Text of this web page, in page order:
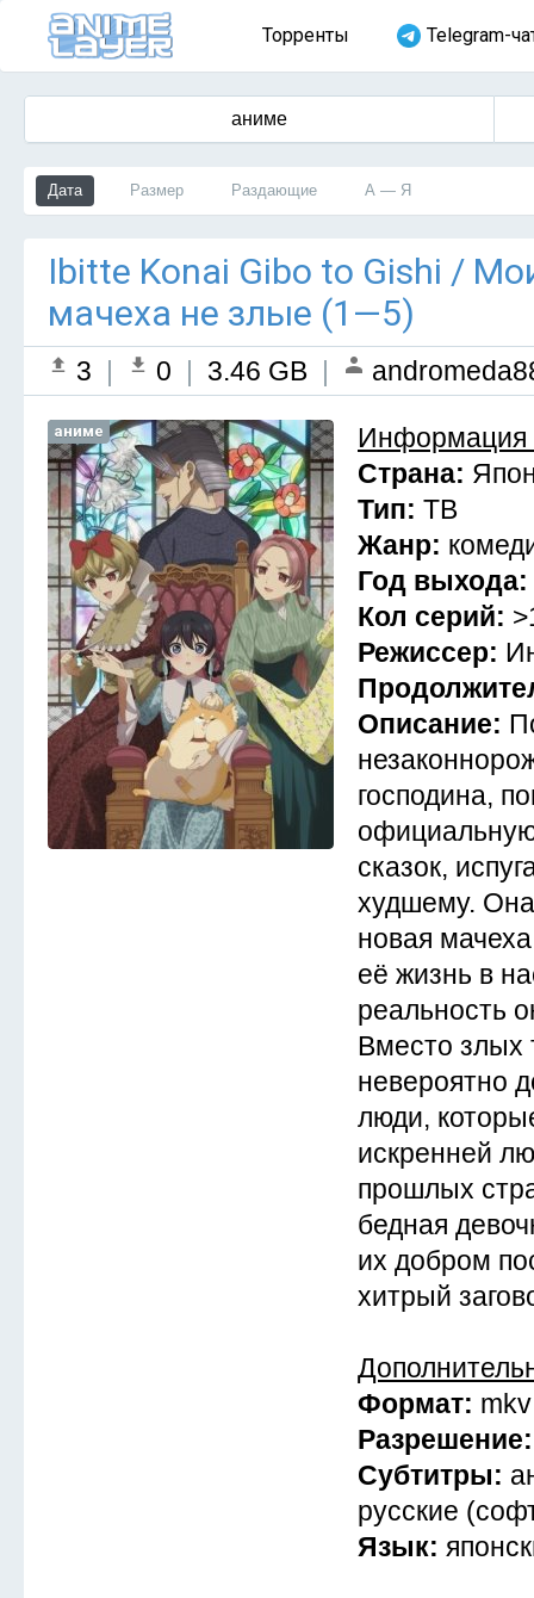
Торренты Telegram-
аниме
Дата Размер Раздающие А — Я
Ibitte Konai Gibo to Gishi /
мачеха не злые (1—5)
3 | 0 | 3.46 GB |
аниме
Информация
Страна:
Тип: ТВ
Жанр:
Год выхода:
Кол серий:
Режиссер:
Описание:
господина,
сказок,
худшему.
новая
её жизнь в
реальность
Вместо злых
невероятно
люди,
искренней
прошлых
бедная
их добром
хитрый
Формат: mkv
Субтитры:
русские
Язык: